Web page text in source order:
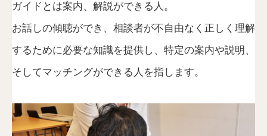
ガイドとは案内、解説ができる人。
お話しの傾聴ができ、相談者が不自由なく正しく理解
するために必要な知識を提供し、特定の案内や説明、
そしてマッチングができる人を指します。